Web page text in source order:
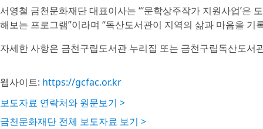
서영철 금천문화재단 대표이사는 “‘문학상주작가 지원사업’
해보는 프로그램”이라며 “독산도서관이 지역의 삶과 마음을
자세한 사항은 금천구립도서관 누리집 또는 금천구립독산도서
웹사이트: https://gcfac.or.kr
보도자료 연락처와 원문보기 >
금천문화재단 전체 보도자료 보기 >